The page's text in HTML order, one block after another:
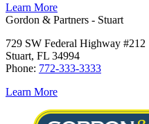
Learn More
Gordon & Partners - Stuart
729 SW Federal Highway #212
Stuart, FL 34994
Phone: 772-333-3333
Learn More